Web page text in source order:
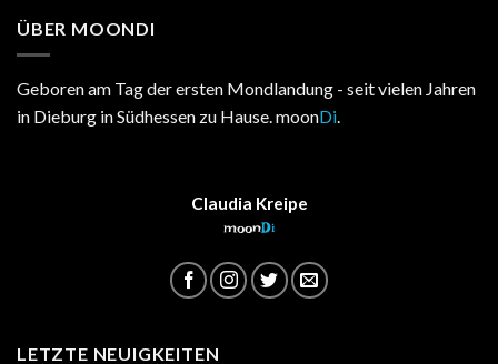
ÜBER MOONDI
Geboren am Tag der ersten Mondlandung - seit vielen Jahren
in Dieburg in Südhessen zu Hause. moonDi.
Claudia Kreipe
moonDi
LETZTE NEUIGKEITEN